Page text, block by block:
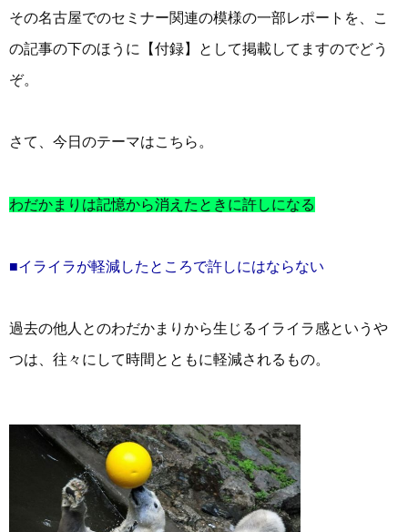
その名古屋でのセミナー関連の模様の一部レポートを、こ
の記事の下のほうに【付録】として掲載してますのでどう
ぞ。
さて、今日のテーマはこちら。
わだかまりは記憶から消えたときに許しになる
■イライラが軽減したところで許しにはならない
過去の他人とのわだかまりから生じるイライラ感というや
つは、往々にして時間とともに軽減されるもの。